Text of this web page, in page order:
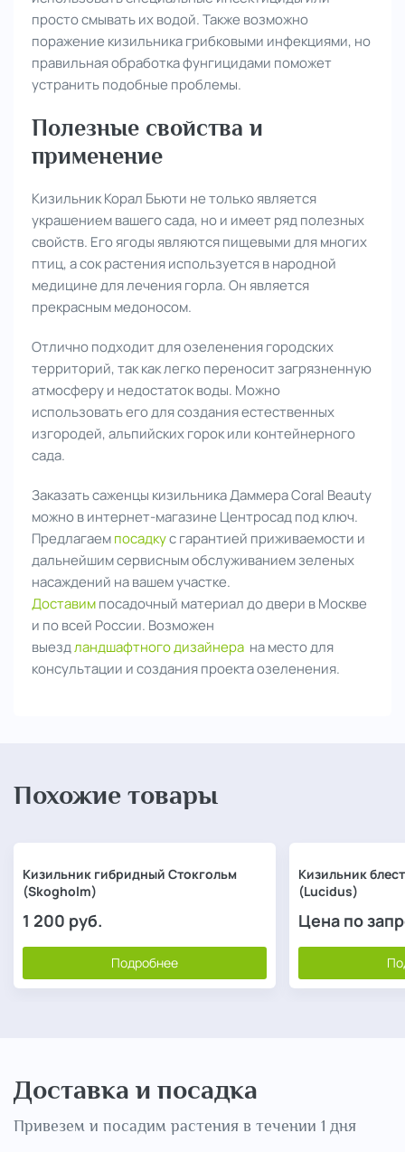
просто смывать их водой. Также возможно
поражение кизильника грибковыми инфекциями, но
правильная обработка фунгицидами поможет
устранить подобные проблемы.
Полезные свойства и
применение
Кизильник Корал Бьюти не только является
украшением вашего сада, но и имеет ряд полезных
свойств. Его ягоды являются пищевыми для многих
птиц, а сок растения используется в народной
медицине для лечения горла. Он является
прекрасным медоносом.
Отлично подходит для озеленения городских
территорий, так как легко переносит загрязненную
атмосферу и недостаток воды. Можно
использовать его для создания естественных
изгородей, альпийских горок или контейнерного
сада.
Заказать саженцы кизильника Даммера Coral Beauty
можно в интернет-магазине Центросад под ключ.
Предлагаемпосадкус гарантией приживаемости и
дальнейшим сервисным обслуживанием зеленых
насаждений на вашем участке.
Доставимпосадочный материал до двери в Москве
и по всей России. Возможен
выездландшафтного дизайнера на место для
консультации и создания проекта озеленения.
Похожие товары
Кизильник гибридный Стокгольм
(Skogholm)
1 200 руб.
Подробнее
Кизильник
(Lucidus)
Цена по
Доставка и посадка
Привезем и посадим растения в течении 1 дня